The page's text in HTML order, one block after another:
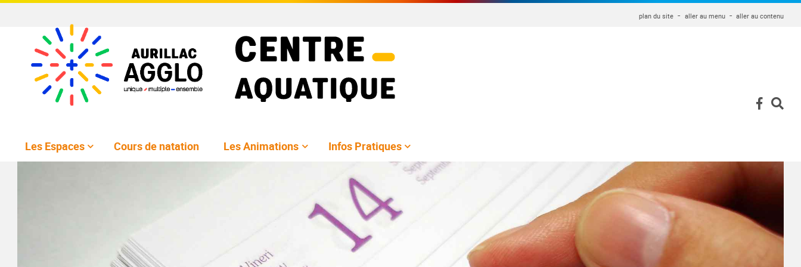
plan du site aller au menu aller au contenu
Les Espaces Cours de natation Les Animations Infos Pratiques